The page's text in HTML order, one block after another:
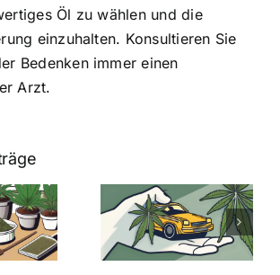
Öl zu wählen und die
einzuhalten. Konsultieren Sie
Bedenken immer einen
Arzt.
THC-
Sie über
und
Cannabis
Samen
kaufen: Alles
was Sie